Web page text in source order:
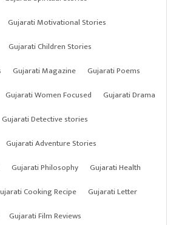
Gujarati Motivational Stories
Gujarati Children Stories
Gujarati Magazine
Gujarati Poems
Gujarati Women Focused
Gujarati Drama
Gujarati Detective stories
Gujarati Adventure Stories
Gujarati Philosophy
Gujarati Health
Cooking Recipe
Gujarati Letter
Gujarati Film Reviews